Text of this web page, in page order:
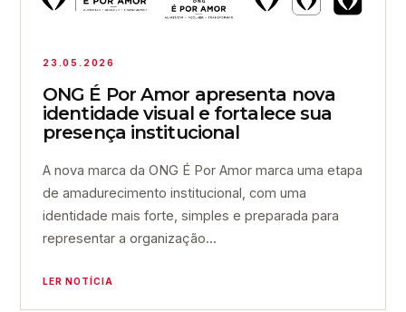
23.05.2026
ONG É Por Amor apresenta nova
identidade visual e fortalece sua
presença institucional
A nova marca da ONG É Por Amor marca uma etapa
de amadurecimento institucional, com uma
identidade mais forte, simples e preparada para
representar a organização...
LER NOTÍCIA